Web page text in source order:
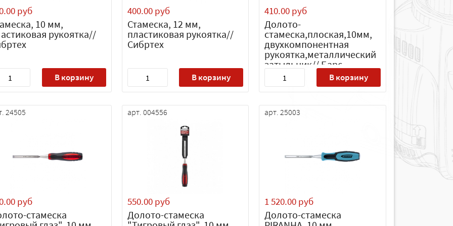
руб
10 мм,
рукоятка//
В корзину
400.00 руб
Стамеска, 12 мм,
пластиковая рукоятка//
Сибртех
В корзину
410.00 руб
Долото-
стамеска,плоская,10мм,
двухкомпонентная
рукоятка,металлический
затыльник// Барс
В корзину
24505
руб
стамеска
арт. 004556
550.00 руб
Долото-стамеска
арт. 25003
1 520.00 руб
Долото-стамеска